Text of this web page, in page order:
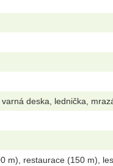
deska, lednička,
m), restaurace (150 m),